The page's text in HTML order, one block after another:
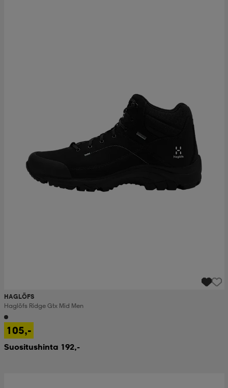
HAGLÖFS
Haglöfs Ridge Gtx Mid Men
105,-
Suositushinta 192,-